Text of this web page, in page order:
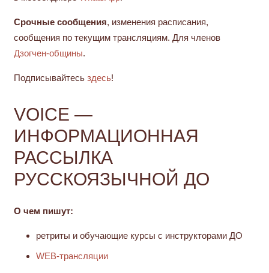
Срочные сообщения, изменения расписания,
сообщения по текущим трансляциям. Для членов
Дзогчен-общины.
Подписывайтесь здесь!
VOICE —
ИНФОРМАЦИОННАЯ
РАССЫЛКА
РУССКОЯЗЫЧНОЙ ДО
О чем пишут:
ретриты и обучающие курсы с инструкторами ДО
WEB-трансляции